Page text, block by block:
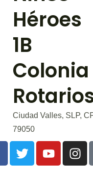
Héroes
1B
Colonia
Ciudad Valles, SLP,
79050